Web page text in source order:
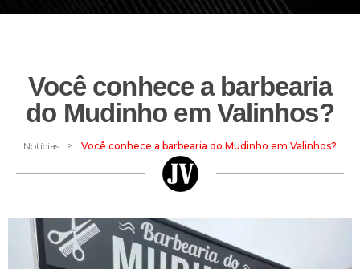
Você conhece a barbearia
do Mudinho em Valinhos?
Notícias > Você conhece a barbearia do Mudinho em Valinhos?